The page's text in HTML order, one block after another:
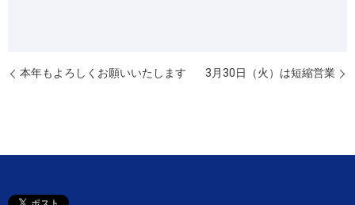
本年もよろしくお願いいたします 3月30日（火）は短縮営業